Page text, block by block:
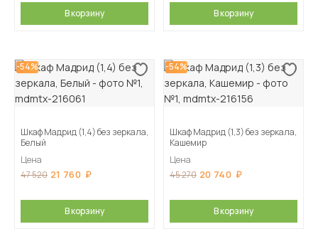
В корзину В корзину
-54%
Шкаф Мадрид (1,4) без зеркала,
Белый
Цена
47 520 21 760
В корзину
-54%
Шкаф Мадрид (1,3) без зеркала,
Кашемир
Цена
45 270 20 740
В корзину